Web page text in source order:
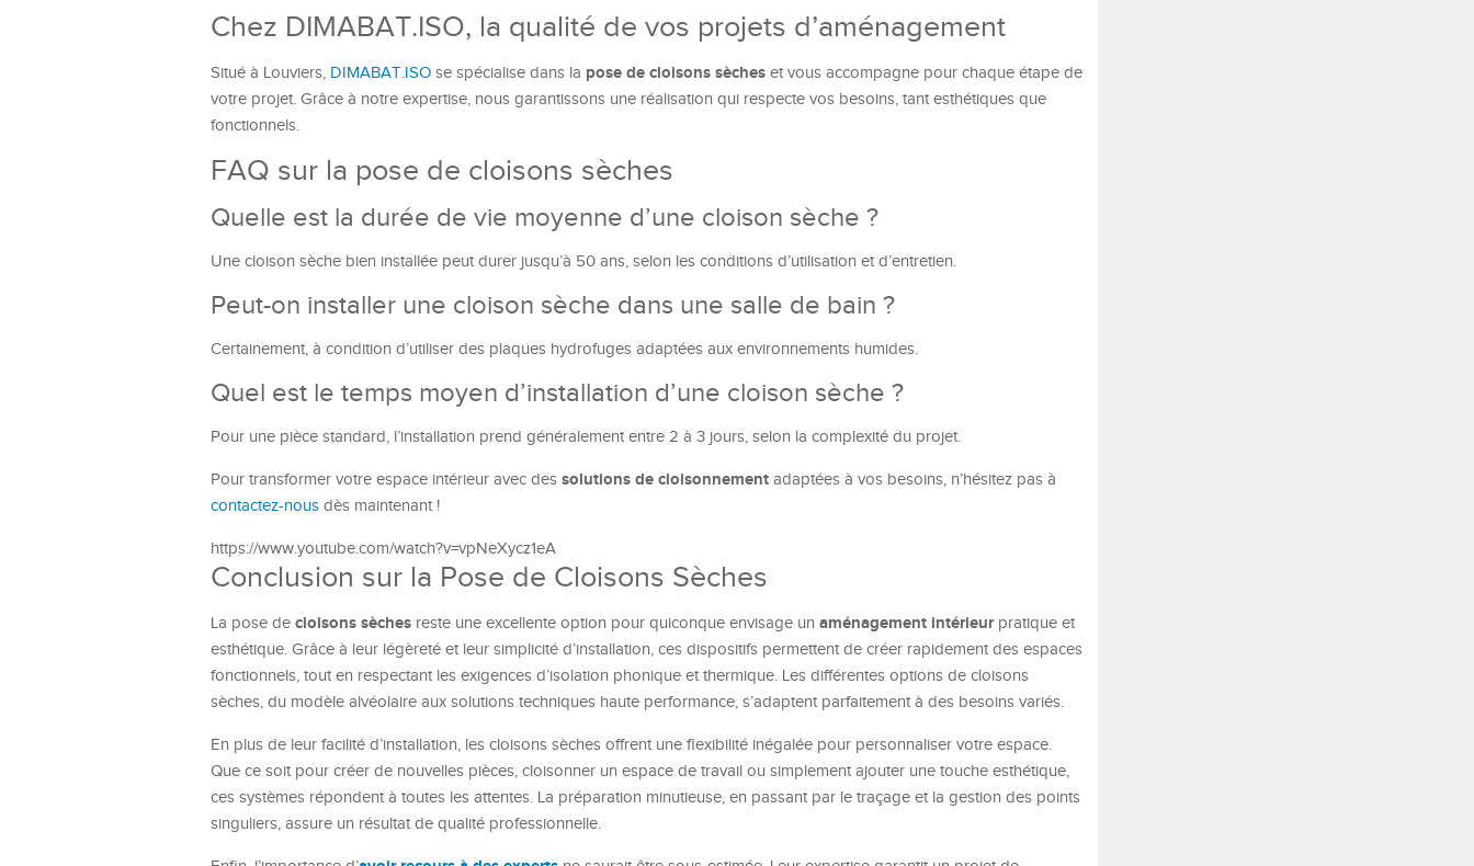
Chez DIMABAT.ISO, la qualité de vos projets d’aménagement
Situé à Louviers, DIMABAT.ISO se spécialise dans la pose de cloisons sèches et vous accompagne pour chaque étape de
votre projet. Grâce à notre expertise, nous garantissons une réalisation qui respecte vos besoins, tant esthétiques que
fonctionnels.
FAQ sur la pose de cloisons sèches
Quelle est la durée de vie moyenne d’une cloison sèche ?
Une cloison sèche bien installée peut durer jusqu’à 50 ans, selon les conditions d’utilisation et d’entretien.
Peut-on installer une cloison sèche dans une salle de bain ?
Certainement, à condition d’utiliser des plaques hydrofuges adaptées aux environnements humides.
Quel est le temps moyen d’installation d’une cloison sèche ?
Pour une pièce standard, l’installation prend généralement entre 2 à 3 jours, selon la complexité du projet.
Pour transformer votre espace intérieur avec des solutions de cloisonnement adaptées à vos besoins, n’hésitez pas à
contactez-nous dès maintenant !
https://www.youtube.com/watch?v=vpNeXycz1eA
Conclusion sur la Pose de Cloisons Sèches
La pose de cloisons sèches reste une excellente option pour quiconque envisage un aménagement intérieurpratique et
esthétique. Grâce à leur légèreté et leur simplicité d’installation, ces dispositifs permettent de créer rapidement des espaces
fonctionnels, tout en respectant les exigences d’isolation phonique et thermique. Les différentes options de cloisons
sèches, du modèle alvéolaire aux solutions techniques haute performance, s’adaptent parfaitement à des besoins variés.
En plus de leur facilité d’installation, les cloisons sèches offrent une flexibilité inégalée pour personnaliser votre espace.
Que ce soit pour créer de nouvelles pièces, cloisonner un espace de travail ou simplement ajouter une touche esthétique,
ces systèmes répondent à toutes les attentes. La préparation minutieuse, en passant par le traçage et la gestion des points
singuliers, assure un résultat de qualité professionnelle.